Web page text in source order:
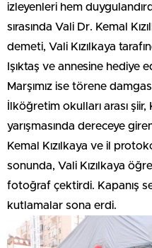
izleyenleri hem
sırasında Vali Dr. Kemal
demeti, Vali Kızılkaya
Işıktaş ve annesine hediye
Marşımız ise törene
İlköğretim okulları arası
yarışmasında dereceye
Kemal Kızılkaya ve il
sonunda, Vali Kızılkaya
fotoğraf çektirdi. Kapanış
kutlamalar sona erdi.